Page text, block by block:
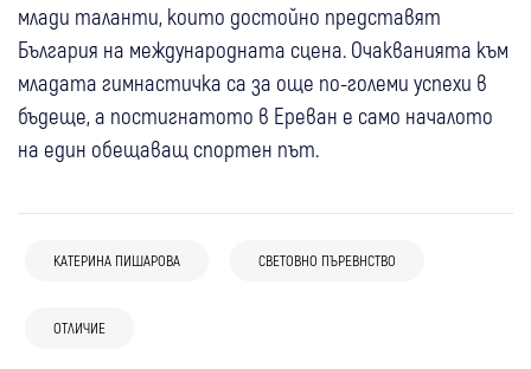
млади таланти, които достойно представят
България на международната сцена. Очакванията към
младата гимнастичка са за още по-големи успехи в
бъдеще, а постигнатото в Ереван е само началото
на един обещаващ спортен път.
КАТЕРИНА ПИШАРОВА СВЕТОВНО ПЪРЕВНСТВО
ОТЛИЧИЕ
Кюстендил